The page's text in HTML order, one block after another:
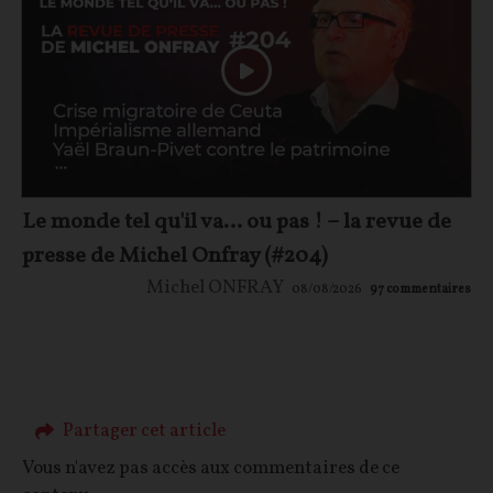
Le monde tel qu'il va… ou pas ! – la revue de
presse de Michel Onfray (#204)
Michel ONFRAY 08/08/2026 97commentaires
Partager cet article
Vous n'avez pas accès aux commentaires de ce